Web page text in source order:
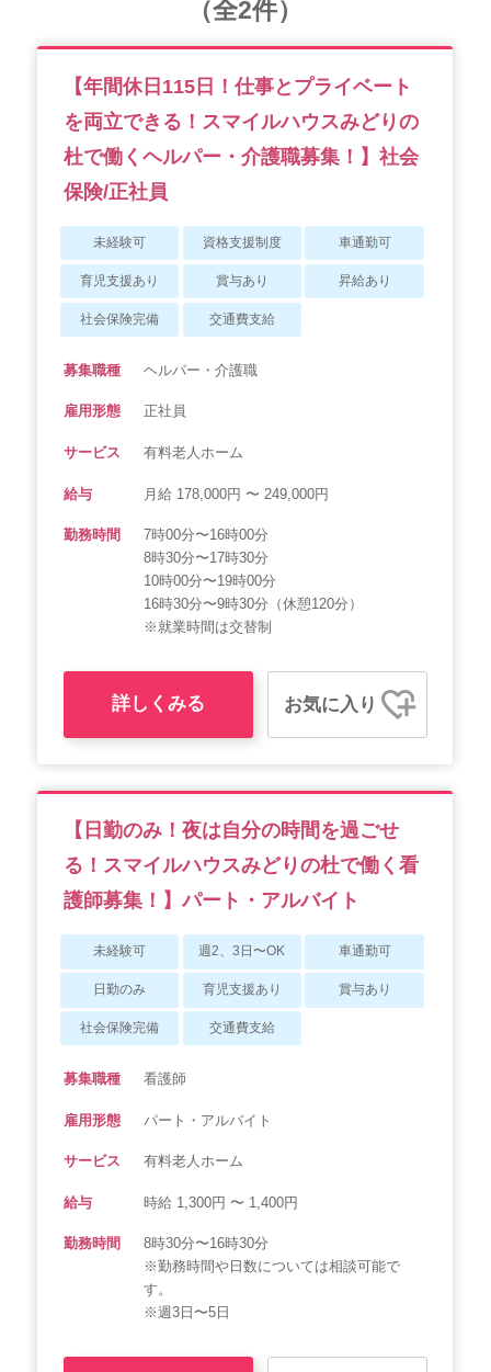
（全2件）
【年間休日115日！仕事とプライベート
を両立できる！スマイルハウスみどりの
杜で働くヘルパー・介護職募集！】社会
保険/正社員
未経験可 資格支援制度 車通勤可
育児支援あり 賞与あり 昇給あり
社会保険完備 交通費支給
募集職種 ヘルパー・介護職
雇用形態 正社員
サービス 有料老人ホーム
給与 月給 178,000円 〜 249,000円
勤務時間
7時00分〜16時00分
8時30分〜17時30分
10時00分〜19時00分
16時30分〜9時30分（休憩120分）
※就業時間は交替制
詳しくみる お気に入り
【日勤のみ！夜は自分の時間を過ごせ
る！スマイルハウスみどりの杜で働く看
護師募集！】パート・アルバイト
未経験可 週2、3日〜OK 車通勤可
日勤のみ 育児支援あり 賞与あり
社会保険完備 交通費支給
募集職種 看護師
雇用形態 パート・アルバイト
サービス 有料老人ホーム
給与 時給 1,300円 〜 1,400円
勤務時間
8時30分〜16時30分
※勤務時間や日数については相談可能で
す。
※週3日〜5日